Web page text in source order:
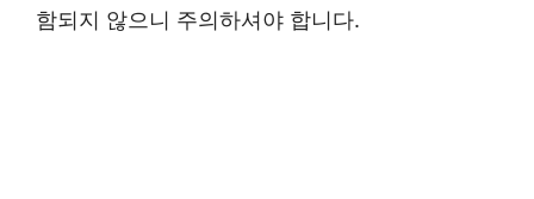
함되지 않으니 주의하셔야 합니다.